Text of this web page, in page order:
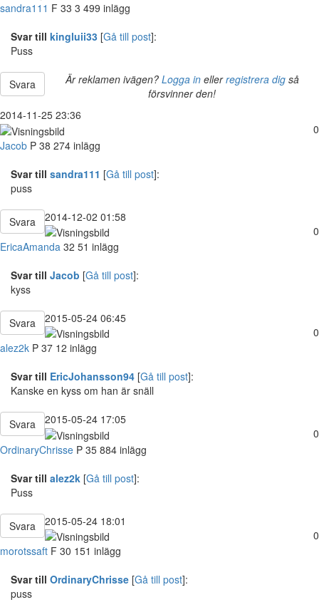
sandra111 F 33 3 499 inlägg
Svar till kingluii33 [Gå till post]:
Puss
Svara Är reklamen ivägen? Logga inellerregistrera digså
försvinner den!
2014-11-25 23:36
0
Jacob P 38 274 inlägg
Svar till sandra111 [Gå till post]:
puss
Svara
2014-12-02 01:58
0
EricaAmanda 32 51 inlägg
Svar till Jacob [Gå till post]:
kyss
Svara
2015-05-24 06:45
0
alez2k P 37 12 inlägg
Svar till EricJohansson94 [Gå till post]:
Kanske en kyss om han är snäll
Svara
2015-05-24 17:05
0
OrdinaryChrisse P 35 884 inlägg
Svar till alez2k [Gå till post]:
Puss
Svara
2015-05-24 18:01
0
morotssaft F 30 151 inlägg
Svar till OrdinaryChrisse [Gå till post]:
puss